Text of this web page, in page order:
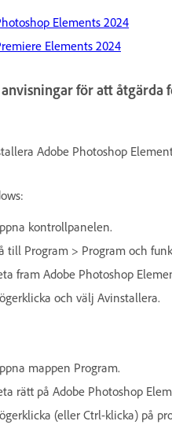
Elements 2024
Elements 2024
anvisningar för att åtgärda
Adobe Photoshop
kontrollpanelen.
till Program > Program och
fram Adobe Photoshop
och välj Avinstallera.
mappen Program.
rätt på Adobe Photoshop
(eller Ctrl-klicka) på